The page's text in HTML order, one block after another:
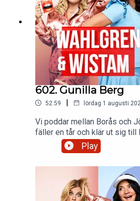
602. Gunilla Berg
52:59 | lördag 1 augusti
Vi poddar mellan Borås och
fäller en tår och klär ut sig till
skickar hat på homofober.
på BDSM klubb. Har vi väckt
skjuta upp vår aska i
en syskon reunion och har
glöm inte dansa alla queens!
Play